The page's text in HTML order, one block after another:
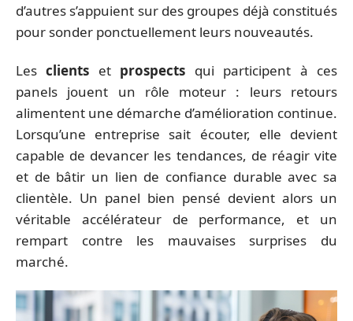
d’autres s’appuient sur des groupes déjà constitués
pour sonder ponctuellement leurs nouveautés.
Lesclients et prospects qui participent à ces
panels jouent un rôle moteur : leurs retours
alimentent une démarche d’amélioration continue.
Lorsqu’une entreprise sait écouter, elle devient
capable de devancer les tendances, de réagir vite
et de bâtir un lien de confiance durable avec sa
clientèle. Un panel bien pensé devient alors un
véritable accélérateur de performance, et un
rempart contre les mauvaises surprises du
marché.